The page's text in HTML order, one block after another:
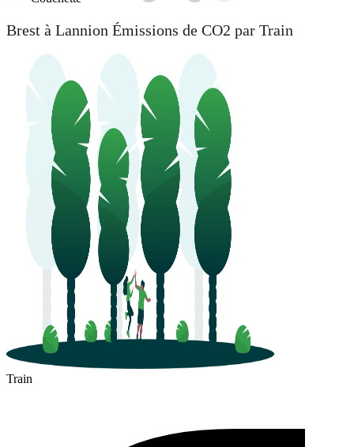
Brest à Lannion Émissions de CO2 par Train
Train